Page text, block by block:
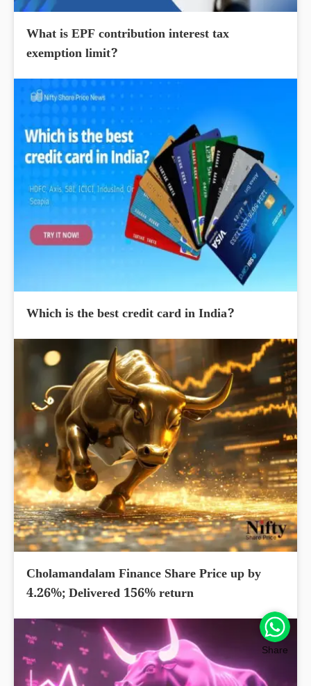
What is EPF contribution interest tax
exemption limit?
Which is the best credit card in India?
Cholamandalam Finance Share Price up by
4.26%; Delivered 156% return
Share